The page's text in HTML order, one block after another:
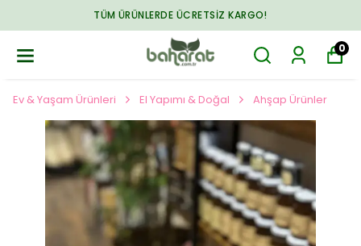
TÜM ÜRÜNLERDE ÜCRETSIZ KARGO!
0
Ev & Yaşam Ürünleri El Yapımı & Doğal Ahşap Ürünler